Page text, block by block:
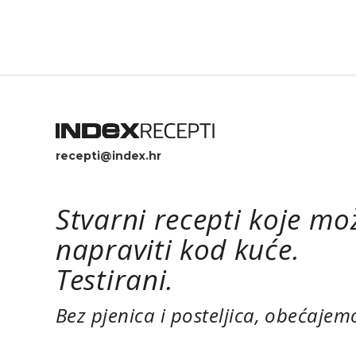
recepti@index.hr
Stvarni recepti koje
napraviti kod kuće.
Testirani.
Bez pjenica i posteljica,